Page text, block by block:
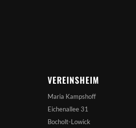
VEREINSHEIM
Maria Kampshoff
Eichenallee 31
Bocholt-Lowick